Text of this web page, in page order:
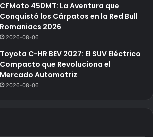
CFMoto 450MT: La Aventura que
Conquistó los Cárpatos en la Red Bull
Romaniacs 2026
2026-08-06
Toyota C-HR BEV 2027: El SUV Eléctrico
Compacto que Revoluciona el
Mercado Automotriz
2026-08-06